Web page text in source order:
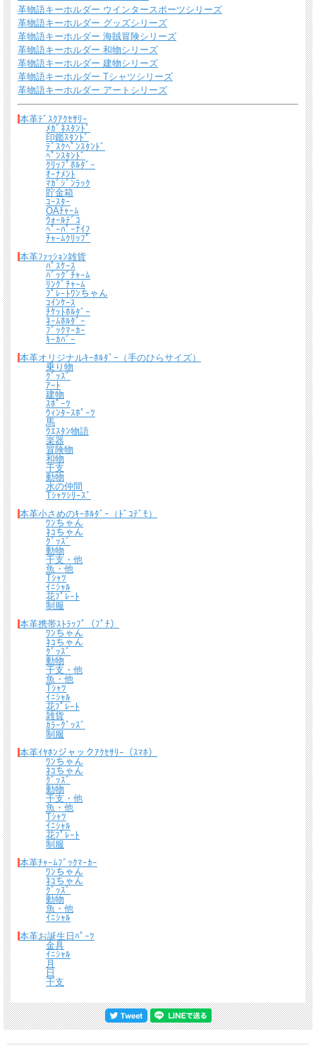
送料について
宅配便 650円から→ 商品代金6600円(税込）以上で宅配便送料無料
メール便（全商品対象・定形外郵便ほか）全国一律300円
込）以上でメール便送料無料
詳しくはこちらから
熟練したスタッフが丁寧に梱包いたします。
*梱包の例
革物語キーホルダー ウインタースポーツシリーズ
革物語キーホルダー グッズシリーズ
革物語キーホルダー 海賊冒険シリーズ
革物語キーホルダー 和物シリーズ
革物語キーホルダー 建物シリーズ
革物語キーホルダー Tシャツシリーズ
革物語キーホルダー アートシリーズ
本革ﾃﾞｽｸｱｸｾｻﾘｰ
ﾒｶﾞﾈｽﾀﾝﾄﾞ
印鑑ｽﾀﾝﾄﾞ
ﾃﾞｽｸﾍﾟﾝｽﾀﾝﾄﾞ
ﾍﾟﾝｽﾀﾝﾄﾞ
ｸﾘｯﾌﾟﾎﾙﾀﾞｰ
ｵｰﾅﾒﾝﾄ
ﾏｶﾞｼﾞﾝﾗｯｸ
貯金箱
ｺｰｽﾀｰ
OAﾁｬｰﾑ
ｳｫｰﾙﾃﾞｺ
ﾍﾟｰﾊﾟｰﾅｲﾌ
ﾁｬｰﾑｸﾘｯﾌﾟ
本革ﾌｧｯｼｮﾝ雑貨
ﾊﾟｽｹｰｽ
ﾊﾞｯｸﾞﾁｬｰﾑ
ﾘﾝｸﾞﾁｬｰﾑ
ﾌﾟﾚｰﾄﾜﾝちゃん
ｺｲﾝｹｰｽ
ﾁｹｯﾄﾎﾙﾀﾞｰ
ﾈｰﾑﾎﾙﾀﾞｰ
ﾌﾞｯｸﾏｰｶｰ
ｷｰｶﾊﾞｰ
本革オリジナルｷｰﾎﾙﾀﾞｰ（手のひらサイズ）
乗り物
ｸﾞｯｽﾞ
ｱｰﾄ
建物
ｽﾎﾟｰﾂ
ｳｨﾝﾀｰｽﾎﾟｰﾂ
馬
ｳｴｽﾀﾝ物語
楽器
冒険物
和物
干支
動物
水の仲間
Tｼｬﾂｼﾘｰｽﾞ
本革小さめのｷｰﾎﾙﾀﾞｰ（ﾄﾞｺﾃﾞﾓ）
ﾜﾝちゃん
ﾈｺちゃん
ｸﾞｯｽﾞ
動物
干支・他
魚・他
Tｼｬﾂ
ｲﾆｼｬﾙ
花ﾌﾟﾚｰﾄ
制服
本革携帯ｽﾄﾗｯﾌﾟ（ﾌﾟﾁ）
ﾜﾝちゃん
ﾈｺちゃん
ｸﾞｯｽﾞ
動物
干支・他
魚・他
Tｼｬﾂ
ｲﾆｼｬﾙ
花ﾌﾟﾚｰﾄ
雑貨
ｶﾗｰｸﾞｯｽﾞ
制服
本革ｲﾔﾎﾝジャックｱｸｾｻﾘｰ（ｽﾏﾎ）
ﾜﾝちゃん
ﾈｺちゃん
ｸﾞｯｽﾞ
動物
干支・他
魚・他
Tｼｬﾂ
ｲﾆｼｬﾙ
花ﾌﾟﾚｰﾄ
制服
本革ﾁｬｰﾑﾌﾞｯｸﾏｰｶｰ
ﾜﾝちゃん
ﾈｺちゃん
ｸﾞｯｽﾞ
動物
魚・他
ｲﾆｼｬﾙ
本革お誕生日ﾊﾟｰﾂ
金具
ｲﾆｼｬﾙ
月
日
干支